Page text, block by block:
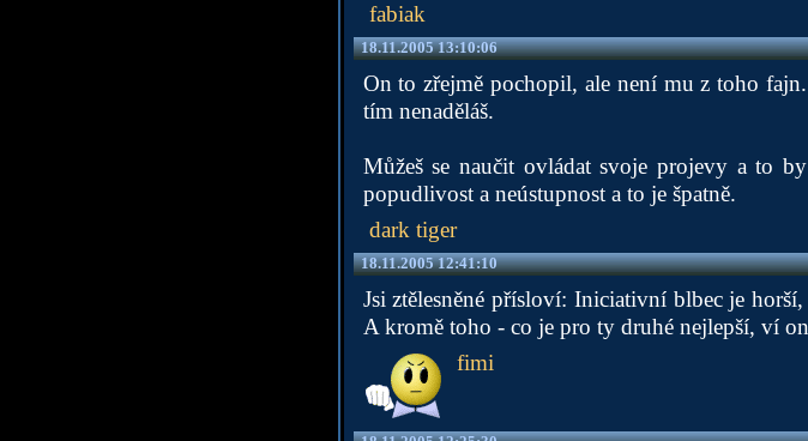
fabiak
18.11.2005 13:10:06
On to zřejmě pochopil, ale není mu z toho
tím nenaděláš.
Můžeš se naučit ovládat svoje projevy a to
popudlivost a neústupnost a to je špatně.
dark tiger
18.11.2005 12:41:10
Jsi ztělesněné přísloví: Iniciativní blbec je
A kromě toho - co je pro ty druhé nejlepší, ví
fimi